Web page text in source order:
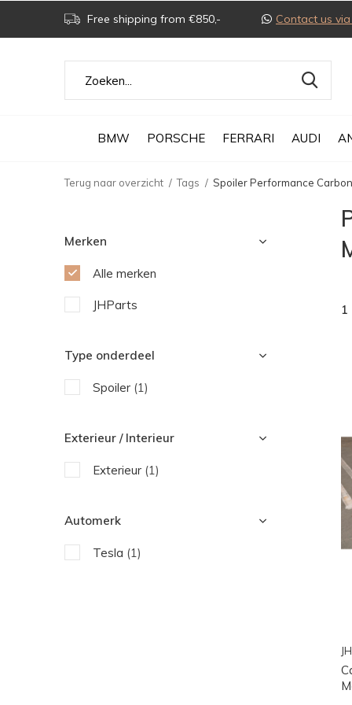
BMW PORSCHE FERRARI AUDI
Free shipping from €850,- Contact us
Terug naar overzicht Tags Spoiler Performance
1
Merken
Alle merken
JHParts
Type onderdeel
Spoiler (1)
Exterieur / Interieur
Exterieur (1)
Automerk
Tesla (1)